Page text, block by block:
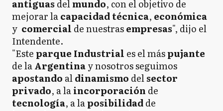
antiguas delmundo, con el objetivo de
mejorar lacapacidad técnica, económica
y comercial de nuestrasempresas", dijo el
Intendente.
"Este parque Industrial es el máspujante
de laArgentinay nosotros seguimos
apostando aldinamismo delsector
privado, a laincorporación de
tecnología, a laposibilidadde